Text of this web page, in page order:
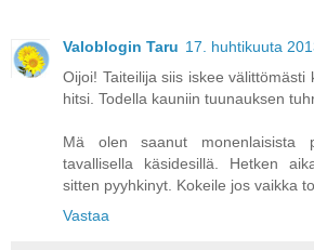
Valoblogin Taru 17. huhtikuuta
Oijoi! Taiteilija siis iskee
hitsi. Todella kauniin tuunauksen
Mä olen saanut monenlaisista
tavallisella käsidesillä. Hetken
sitten pyyhkinyt. Kokeile jos vaikka
Vastaa